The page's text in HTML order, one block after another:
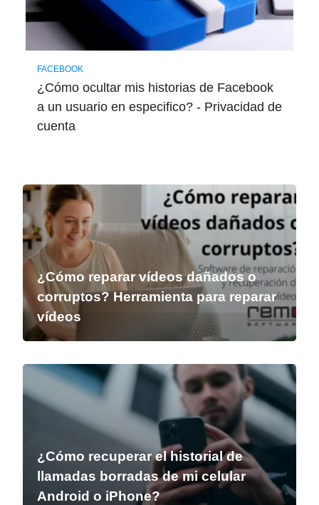
FACEBOOK
¿Cómo ocultar mis historias de Facebook
a un usuario en especifico? - Privacidad de
cuenta
¿Cómo reparar vídeos dañados o
corruptos? Herramienta para reparar
vídeos
¿Cómo recuperar el historial de
llamadas borradas de mi celular
Android o iPhone?